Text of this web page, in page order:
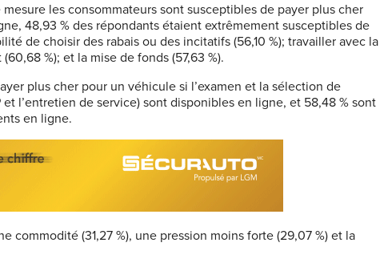
les consommateurs sont susceptibles de payer plus cher
48,93 % des répondants étaient extrêmement susceptibles de
de choisir des rabais ou des incitatifs (56,10 %); travailler avec la
%); et la mise de fonds (57,63 %).
plus cher pour un véhicule si l’examen et la sélection de
l’entretien de service) sont disponibles en ligne, et 58,48 % sont
en ligne.
commodité (31,27 %), une pression moins forte (29,07 %) et la